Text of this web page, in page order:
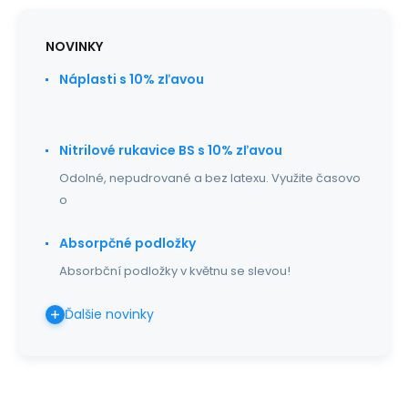
NOVINKY
Náplasti s 10% zľavou
Nitrilové rukavice BS s 10% zľavou
Odolné, nepudrované a bez latexu. Využite časovo
o
Absorpčné podložky
Absorbční podložky v květnu se slevou!
Ďalšie novinky